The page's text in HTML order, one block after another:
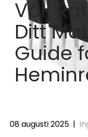
Välj
Ditt
Guide
08 augusti 2025 |